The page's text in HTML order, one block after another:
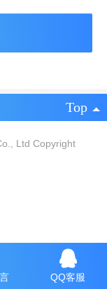
Top
Ltd Copyright
QQ客服